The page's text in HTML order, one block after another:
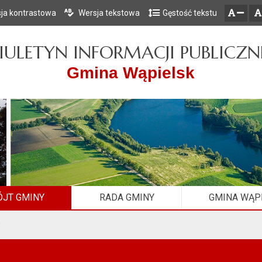
Przejdź do głównego menu
Przejdź do treści
Przejdź do mapy serwisu
kontrastowa Wersja tekstowa Gęstość tekstu
INFORMACJI
Gmina Wąpielsk
GMINY RADA GMINY GMINA